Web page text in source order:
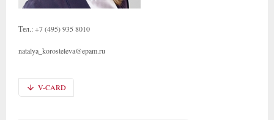
Тел.: +7 (495) 935 8010
natalya_korosteleva@epam.ru
V-CARD